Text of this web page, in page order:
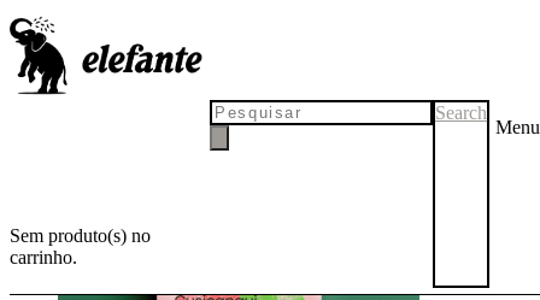
Sem produto(s) no
carrinho.
Search
Menu
descolonização